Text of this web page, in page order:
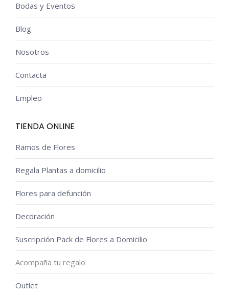
Bodas y Eventos
Blog
Nosotros
Contacta
Empleo
TIENDA ONLINE
Ramos de Flores
Regala Plantas a domicilio
Flores para defunción
Decoración
Suscripción Pack de Flores a Domicilio
Acompaña tu regalo
Outlet